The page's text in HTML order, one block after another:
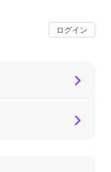
ログイン